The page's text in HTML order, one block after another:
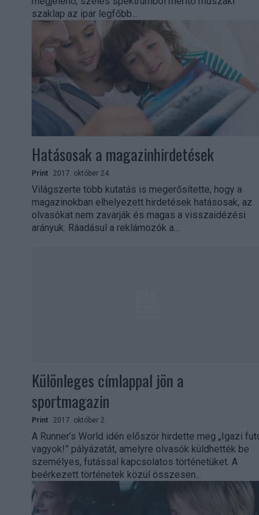
szaklap az ipar legfőbb...
Hatásosak a magazinhirdetések
Print 2017. október 24.
Világszerte több kutatás is megerősítette, hogy a
magazinokban elhelyezett hirdetések hatásosak, az
olvasókat nem zavarják és magas a visszaidézési
arányuk. Ráadásul a reklámozók a...
Különleges címlappal jön a
sportmagazin
Print 2017. október 2.
A Runner’s World idén először hirdette meg „Igazi
vagyok!” pályázatát, amelyre olvasók küldhették be
személyes, futással kapcsolatos történetüket. A
beérkezett történetek közül összesen...